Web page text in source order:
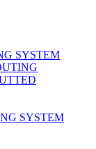
SYSTEM
SYSTEM